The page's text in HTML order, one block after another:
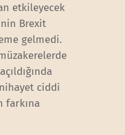
etkileyecek
Brexit
gelmedi.
ciddi
farkına